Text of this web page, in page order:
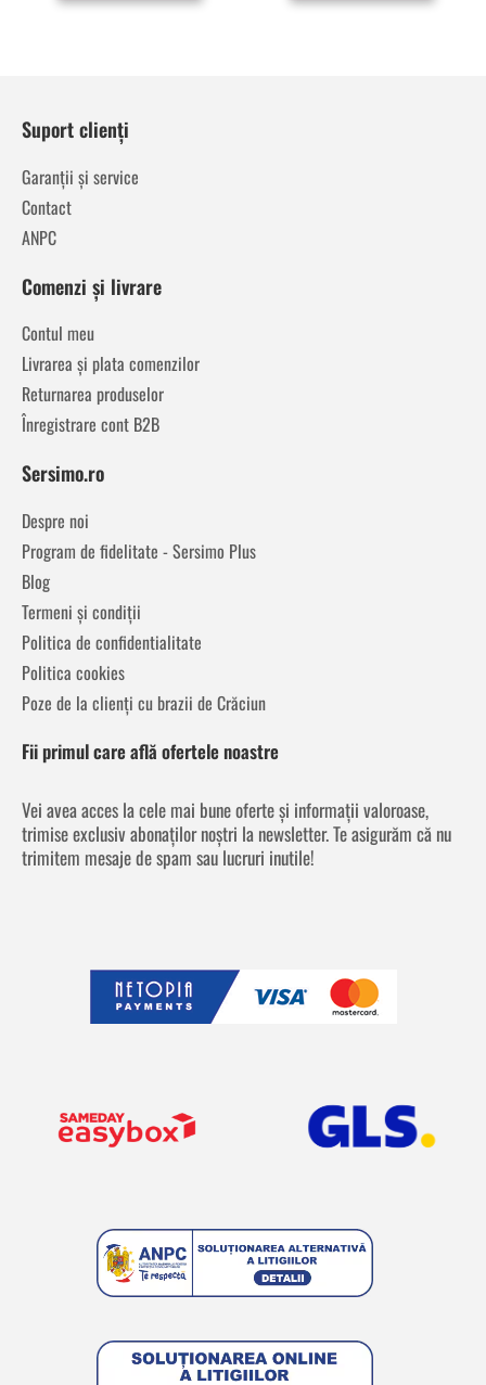
Suport clienți
Garanții și service
Contact
ANPC
Comenzi și livrare
Contul meu
Livrarea și plata comenzilor
Returnarea produselor
Înregistrare cont B2B
Sersimo.ro
Despre noi
Program de fidelitate - Sersimo Plus
Blog
Termeni și condiții
Politica de confidentialitate
Politica cookies
Poze de la clienți cu brazii de Crăciun
Fii primul care află ofertele noastre
Vei avea acces la cele mai bune oferte și informații valoroase,
trimise exclusiv abonaților noștri la newsletter. Te asigurăm că nu
trimitem mesaje de spam sau lucruri inutile!